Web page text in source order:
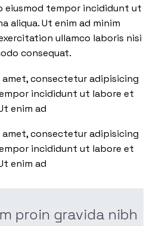
eiusmod tempor incididunt ut
aliqua. Ut enim ad minim
ullamco laboris nisi
consequat.
consectetur adipisicing
incididunt ut labore et
enim ad
consectetur adipisicing
incididunt ut labore et
enim ad
proin gravida nibh